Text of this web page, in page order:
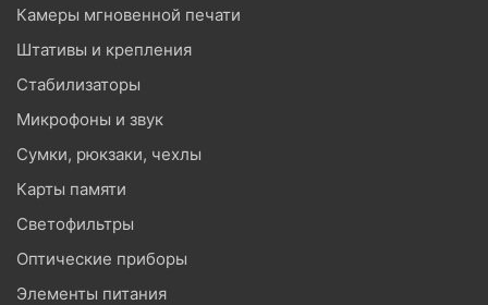
Камеры мгновенной печати
Штативы и крепления
Стабилизаторы
Микрофоны и звук
Сумки, рюкзаки, чехлы
Карты памяти
Светофильтры
Оптические приборы
Элементы питания